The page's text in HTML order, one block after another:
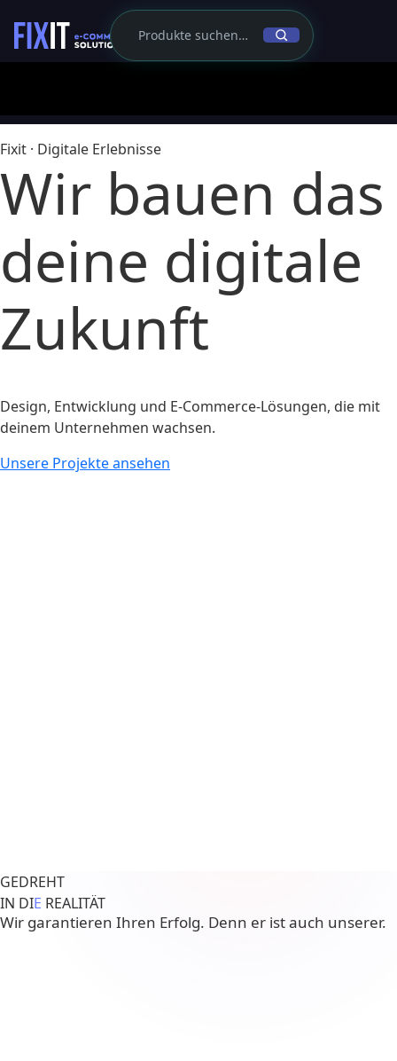
Fixit · Digitale Erlebnisse
Wir bauen das
deine digitale
Zukunft
Design, Entwicklung und E-Commerce-Lösungen, die mit
deinem Unternehmen wachsen.
Unsere Projekte ansehen
GEDREHT
IN DIE REALITÄT
Wir garantieren Ihren Erfolg. Denn er ist auch unserer.